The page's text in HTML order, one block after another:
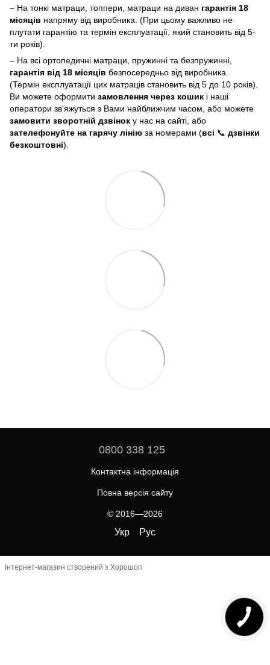
– На тонкі матраци, топпери, матраци на диван гарантія 18
місяців напряму від виробника. (При цьому важливо не
плутати гарантію та термін експлуатації, який становить від 5-
ти років).
– На всі ортопедичні матраци, пружинні та безпружинні,
гарантія від 18 місяців безпосередньо від виробника.
(Термін експлуатації цих матраців становить від 5 до 10 років).
Ви можете оформити замовлення через кошик і наші
оператори зв'яжуться з Вами найближчим часом, або можете
замовити зворотній дзвінок у нас на сайті, або
зателефонуйте на гарячу лінію за номерами (всі 📞 дзвінки
безкоштовні).
0800 338 125
Контактна інформація
Повна версія сайту
© 2016—2026
Укр Рус
Інтернет-магазин створений з Хорошоп